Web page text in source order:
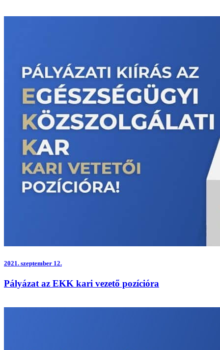
2021. szeptember 12.
Pályázat az EKK kari vezető pozícióra